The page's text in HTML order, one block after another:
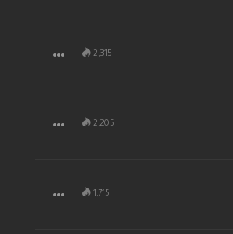
2,315
2,205
1,715